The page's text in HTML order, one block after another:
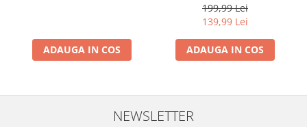
ADAUGA IN COS
"Manele Din Viitor", (CD)
199,99 Lei
139,99 Lei
ADAUGA IN COS
NEWSLETTER